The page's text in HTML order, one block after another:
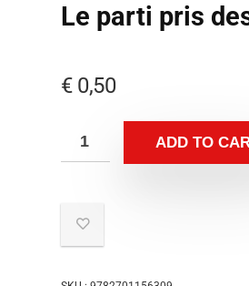
Le parti pris
€0,50
ADD TO